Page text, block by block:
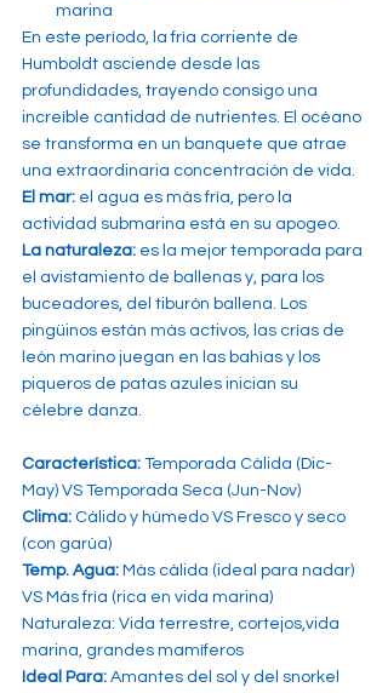
marina
En este período, la fría corriente de
Humboldt asciende desde las
profundidades, trayendo consigo una
increíble cantidad de nutrientes. El océano
se transforma en un banquete que atrae
una extraordinaria concentración de vida.
El mar: el agua es más fría, pero la
actividad submarina está en su apogeo.
La naturaleza: es la mejor temporada para
el avistamiento de ballenas y, para los
buceadores, del tiburón ballena. Los
pingüinos están más activos, las crías de
león marino juegan en las bahías y los
piqueros de patas azules inician su
célebre danza.
Característica: Temporada Cálida (Dic-
May) VS Temporada Seca (Jun-Nov)
Clima: Cálido y húmedo VS Fresco y seco
(con garúa)
Temp. Agua: Más cálida (ideal para nadar)
VS Más fría (rica en vida marina)
Naturaleza: Vida terrestre, cortejos,vida
marina, grandes mamíferos
Ideal Para: Amantes del sol y del snorkel